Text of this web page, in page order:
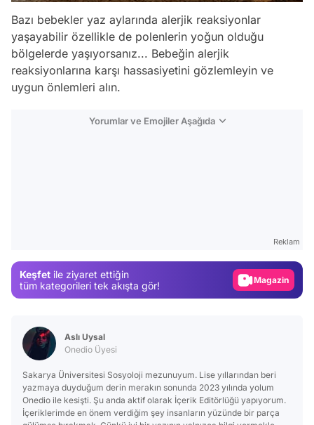
Bazı bebekler yaz aylarında alerjik reaksiyonlar
yaşayabilir özellikle de polenlerin yoğun olduğu
bölgelerde yaşıyorsanız... Bebeğin alerjik
reaksiyonlarına karşı hassasiyetini gözlemleyin ve
uygun önlemleri alın.
Yorumlar ve Emojiler Aşağıda
Reklam
Keşfet ile ziyaret ettiğin
tüm kategorileri tek akışta gör!
Video
Aslı Uysal
Onedio Üyesi
Sakarya Üniversitesi Sosyoloji mezunuyum. Lise yıllarından beri
yazmaya duyduğum derin merakın sonunda 2023 yılında yolum
Onedio ile kesişti. Şu anda aktif olarak İçerik Editörlüğü yapıyorum.
İçeriklerimde en önem verdiğim şey insanların yüzünde bir parça